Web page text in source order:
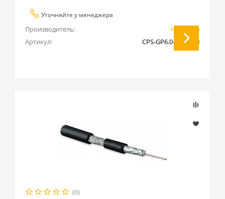
Уточняйте у менеджера
Производитель:
Hyperline
Артикул:
CPS-GP6.0-МС-50M
(0)